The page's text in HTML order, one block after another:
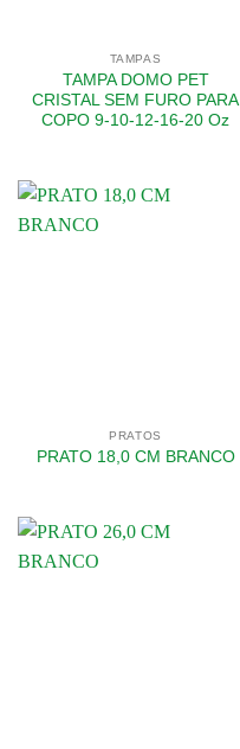
TAMPAS
TAMPA DOMO PET
CRISTAL SEM FURO PARA
COPO 9-10-12-16-20 Oz
PRATOS
PRATO 18,0 CM BRANCO